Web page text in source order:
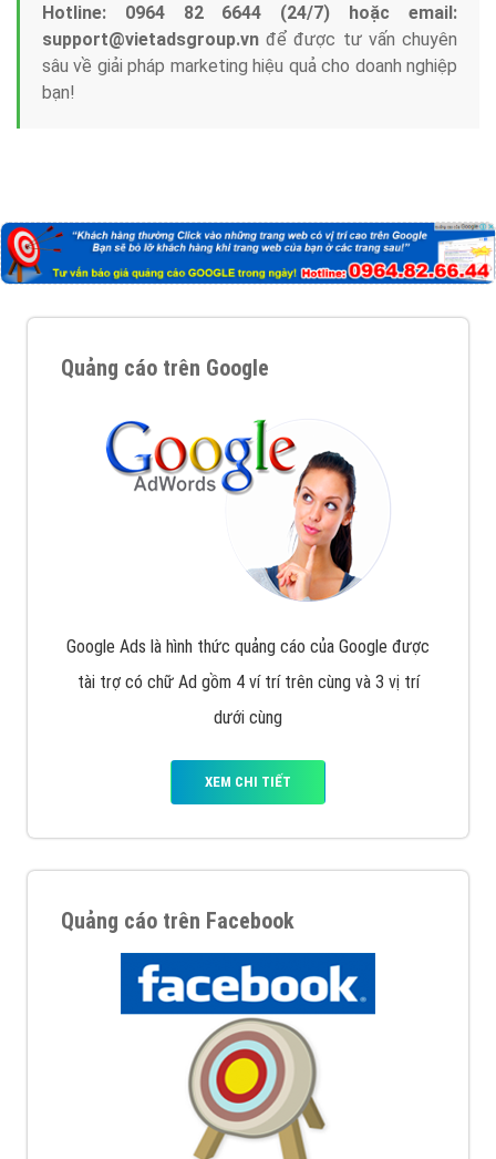
Hotline: 0964 82 6644 (24/7) hoặc email:
support@vietadsgroup.vn để được tư vấn chuyên
sâu về giải pháp marketing hiệu quả cho doanh nghiệp
bạn!
Quảng cáo trên Google
Google Ads là hình thức quảng cáo của Google được
tài trợ có chữ Ad gồm 4 ví trí trên cùng và 3 vị trí
dưới cùng
XEM CHI TIẾT
Quảng cáo trên Facebook